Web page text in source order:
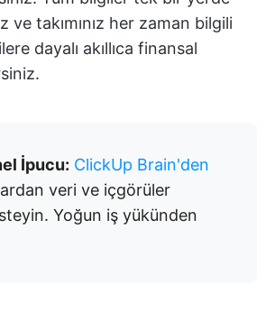
ve takımınız her zaman bilgili
dayalı akıllıca finansal
İpucu: ClickUp Brain'den
veri ve içgörüler
isteyin. Yoğun iş yükünden